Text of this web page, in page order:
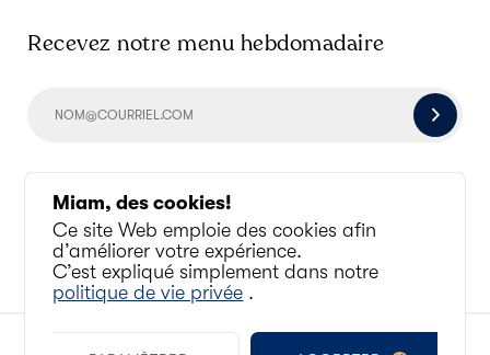
Miam, des cookies!
Ce site Web emploie des cookies afin
d’améliorer votre expérience.
C’est expliqué simplement dans notre
politique de vie privée .
Socialisons un peu
Recevez notre menu hebdomadaire
© ANTOINE AU QUOTIDIEN 2010 - 2026. TOUS